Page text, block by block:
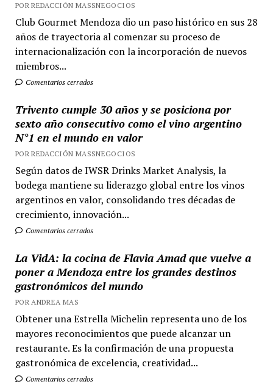
POR REDACCIÓN MASSNEGOCIOS
Club Gourmet Mendoza dio un paso histórico en sus 28
años de trayectoria al comenzar su proceso de
internacionalización con la incorporación de nuevos
miembros...
Comentarios cerrados
Trivento cumple 30 años y se posiciona por
sexto año consecutivo como el vino argentino
N°1 en el mundo en valor
POR REDACCIÓN MASSNEGOCIOS
Según datos de IWSR Drinks Market Analysis, la
bodega mantiene su liderazgo global entre los vinos
argentinos en valor, consolidando tres décadas de
crecimiento, innovación...
Comentarios cerrados
La VidA: la cocina de Flavia Amad que vuelve a
poner a Mendoza entre los grandes destinos
gastronómicos del mundo
POR ANDREA MAS
Obtener una Estrella Michelin representa uno de los
mayores reconocimientos que puede alcanzar un
restaurante. Es la confirmación de una propuesta
gastronómica de excelencia, creatividad...
Comentarios cerrados